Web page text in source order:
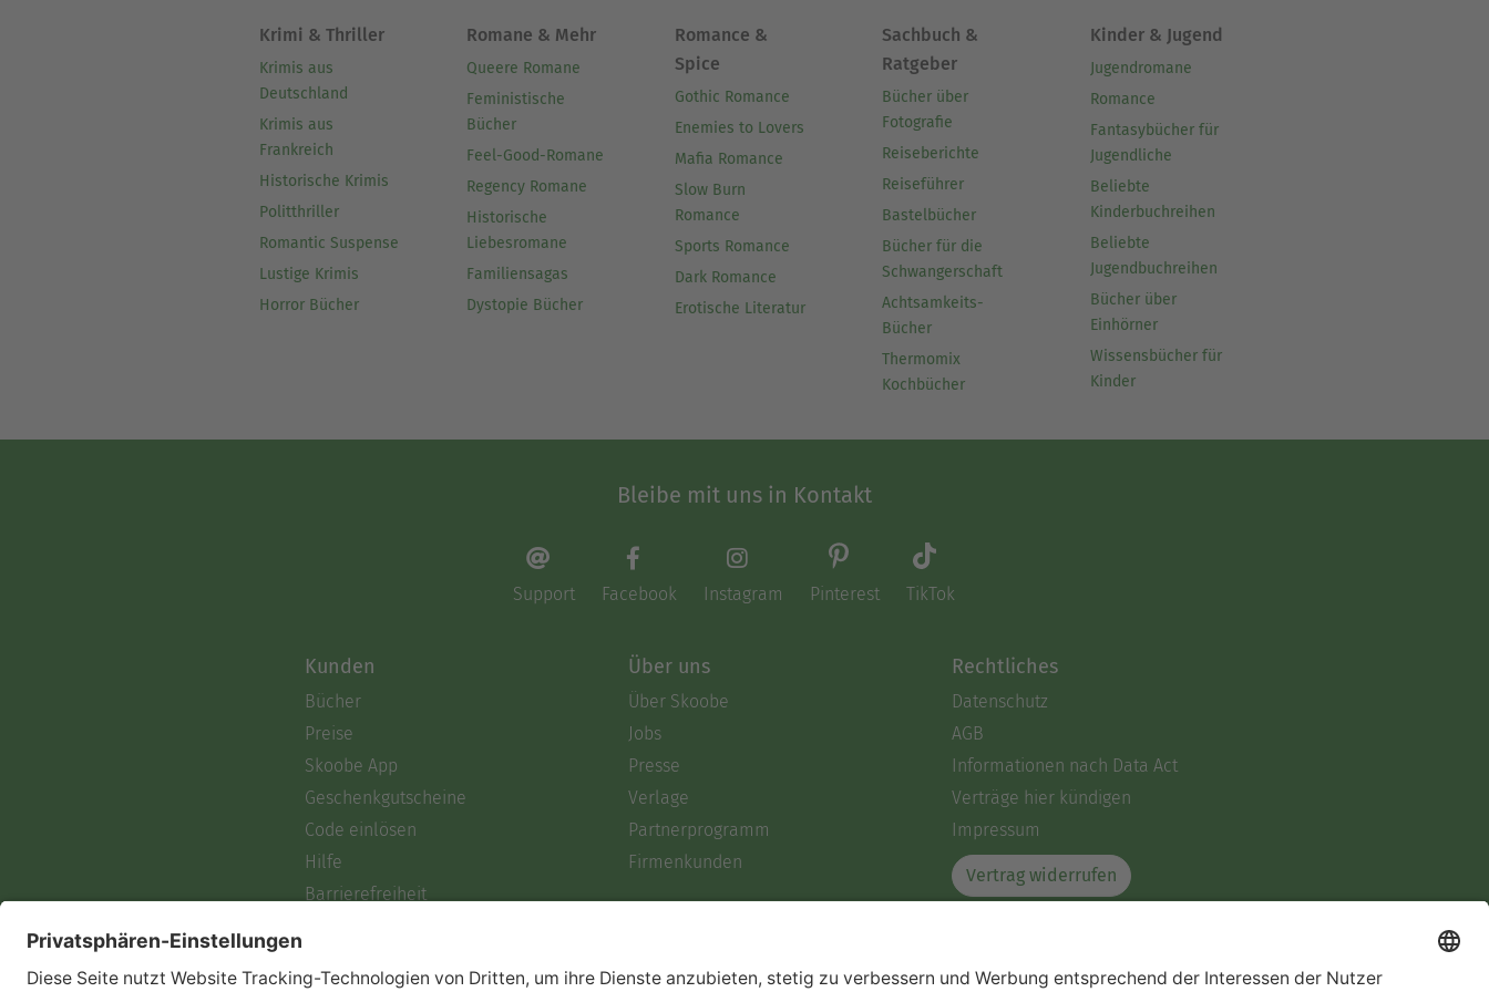
Krimi & Thriller
Krimis aus
Deutschland
Krimis aus
Frankreich
Historische Krimis
Politthriller
Romantic Suspense
Lustige Krimis
Horror Bücher
Romane & Mehr
Queere Romane
Feministische
Bücher
Feel-Good-Romane
Regency Romane
Historische
Liebesromane
Familiensagas
Dystopie Bücher
Romance &
Spice
Gothic Romance
Enemies to Lovers
Mafia Romance
Slow Burn
Romance
Sports Romance
Dark Romance
Erotische Literatur
Sachbuch &
Ratgeber
Bücher über
Fotografie
Reiseberichte
Reiseführer
Bastelbücher
Bücher für die
Schwangerschaft
Achtsamkeits-
Bücher
Thermomix
Kochbücher
Kinder & Jugend
Jugendromane
Romance
Fantasybücher für
Jugendliche
Beliebte
Kinderbuchreihen
Beliebte
Jugendbuchreihen
Bücher über
Einhörner
Wissensbücher für
Kinder
Bleibe mit uns in Kontakt
Support Facebook Instagram Pinterest TikTok
Kunden
Bücher
Preise
Skoobe App
Geschenkgutscheine
Code einlösen
Hilfe
Barrierefreiheit
Über uns
Über Skoobe
Jobs
Presse
Verlage
Partnerprogramm
Firmenkunden
Rechtliches
Datenschutz
AGB
Informationen nach Data Act
Verträge hier kündigen
Impressum
Vertrag widerrufen